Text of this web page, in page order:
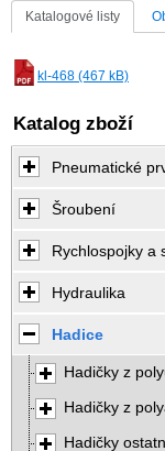
Katalogové listy
kl-468 (467 kB)
Katalog zboží
Pneumatické
Šroubení
Rychlospojky a
Hydraulika
Hadice
Hadičky z
Hadičky z
Hadičky